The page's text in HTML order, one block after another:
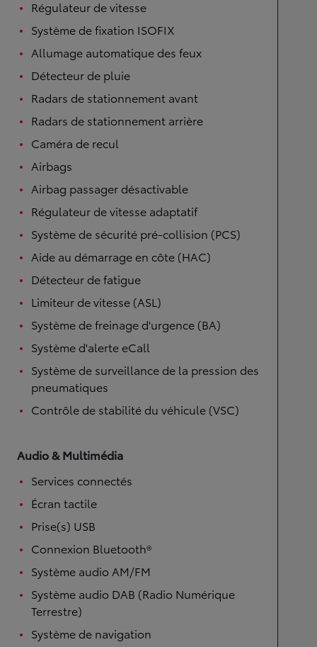
Régulateur de vitesse
Système de fixation ISOFIX
Allumage automatique des feux
Détecteur de pluie
Radars de stationnement avant
Radars de stationnement arrière
Caméra de recul
Airbags
Airbag passager désactivable
Régulateur de vitesse adaptatif
Système de sécurité pré-collision (PCS)
Aide au démarrage en côte (HAC)
Détecteur de fatigue
Limiteur de vitesse (ASL)
Système de freinage d'urgence (BA)
Système d'alerte eCall
Système de surveillance de la pression des
pneumatiques
Contrôle de stabilité du véhicule (VSC)
Audio & Multimédia
Services connectés
Écran tactile
Prise(s) USB
Connexion Bluetooth®
Système audio AM/FM
Système audio DAB (Radio Numérique
Terrestre)
Système de navigation